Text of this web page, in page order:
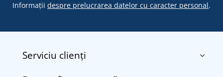
Informații despre prelucrarea datelor cu caracter personal.
Serviciu clienți